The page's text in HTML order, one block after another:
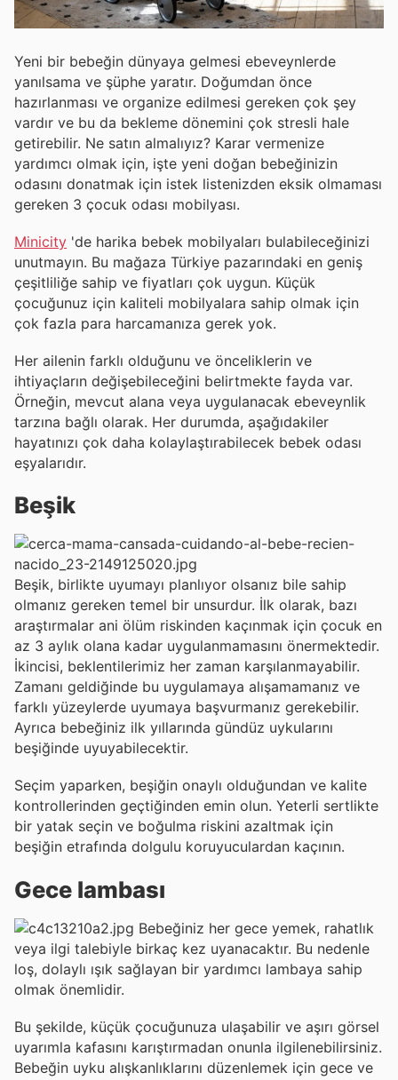
Yeni bir bebeğin dünyaya gelmesi ebeveynlerde
yanılsama ve şüphe yaratır. Doğumdan önce
hazırlanması ve organize edilmesi gereken çok şey
vardır ve bu da bekleme dönemini çok stresli hale
getirebilir. Ne satın almalıyız? Karar vermenize
yardımcı olmak için, işte yeni doğan bebeğinizin
odasını donatmak için istek listenizden eksik olmaması
gereken 3 çocuk odası mobilyası.
Minicity 'de harika bebek mobilyaları bulabileceğinizi
unutmayın. Bu mağaza Türkiye pazarındaki en geniş
çeşitliliğe sahip ve fiyatları çok uygun. Küçük
çocuğunuz için kaliteli mobilyalara sahip olmak için
çok fazla para harcamanıza gerek yok.
Her ailenin farklı olduğunu ve önceliklerin ve
ihtiyaçların değişebileceğini belirtmekte fayda var.
Örneğin, mevcut alana veya uygulanacak ebeveynlik
tarzına bağlı olarak. Her durumda, aşağıdakiler
hayatınızı çok daha kolaylaştırabilecek bebek odası
eşyalarıdır.
Beşik
Beşik, birlikte uyumayı planlıyor olsanız bile sahip
olmanız gereken temel bir unsurdur. İlk olarak, bazı
araştırmalar ani ölüm riskinden kaçınmak için çocuk en
az 3 aylık olana kadar uygulanmamasını önermektedir.
İkincisi, beklentilerimiz her zaman karşılanmayabilir.
Zamanı geldiğinde bu uygulamaya alışamamanız ve
farklı yüzeylerde uyumaya başvurmanız gerekebilir.
Ayrıca bebeğiniz ilk yıllarında gündüz uykularını
beşiğinde uyuyabilecektir.
Seçim yaparken, beşiğin onaylı olduğundan ve kalite
kontrollerinden geçtiğinden emin olun. Yeterli sertlikte
bir yatak seçin ve boğulma riskini azaltmak için
beşiğin etrafında dolgulu koruyuculardan kaçının.
Gece lambası
Bebeğiniz her gece yemek, rahatlık
veya ilgi talebiyle birkaç kez uyanacaktır. Bu nedenle
loş, dolaylı ışık sağlayan bir yardımcı lambaya sahip
olmak önemlidir.
Bu şekilde, küçük çocuğunuza ulaşabilir ve aşırı görsel
uyarımla kafasını karıştırmadan onunla ilgilenebilirsiniz.
Bebeğin uyku alışkanlıklarını düzenlemek için gece ve